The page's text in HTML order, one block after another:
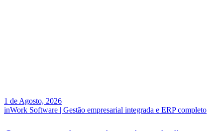
1 de Agosto, 2026
inWork Software | Gestão empresarial integrada e ERP completo